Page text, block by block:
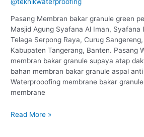
Pasang Membran bakar granule green
Masjid Agung Syafana Al Iman, Syafana
Telaga Serpong Raya, Curug
Kabupaten Tangerang, Banten. Pasang
membran bakar granule supaya atap
bahan membran bakar granule aspal
Waterprooofing membrane bakar
membrane
Jasa
Read More »